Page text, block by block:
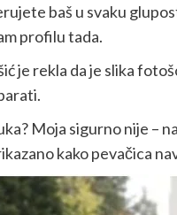
baš u svaku
profilu tada.
je rekla da je slika
Moja sigurno nije –
kako pevačica